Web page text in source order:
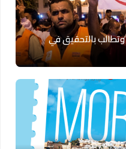
بالتحقيق في